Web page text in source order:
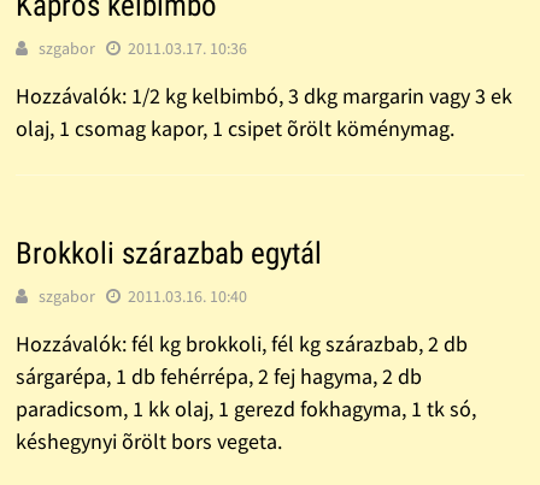
szgabor 2011.03.17. 10:36
Hozzávalók: 1/2 kg kelbimbó, 3 dkg margarin vagy 3 ek
olaj, 1 csomag kapor, 1 csipet õrölt köménymag.
Brokkoli szárazbab egytál
szgabor 2011.03.16. 10:40
Hozzávalók: fél kg brokkoli, fél kg szárazbab, 2 db
sárgarépa, 1 db fehérrépa, 2 fej hagyma, 2 db
paradicsom, 1 kk olaj, 1 gerezd fokhagyma, 1 tk só,
késhegynyi õrölt bors vegeta.